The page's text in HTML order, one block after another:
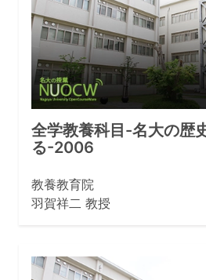
全学教養科目-名大の歴
る-2006
教養教育院
羽賀祥二 教授